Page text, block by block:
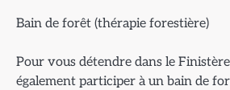
Bain de forêt (thérapie forestière)
Pour vous détendre dans le
également participer à un bain de